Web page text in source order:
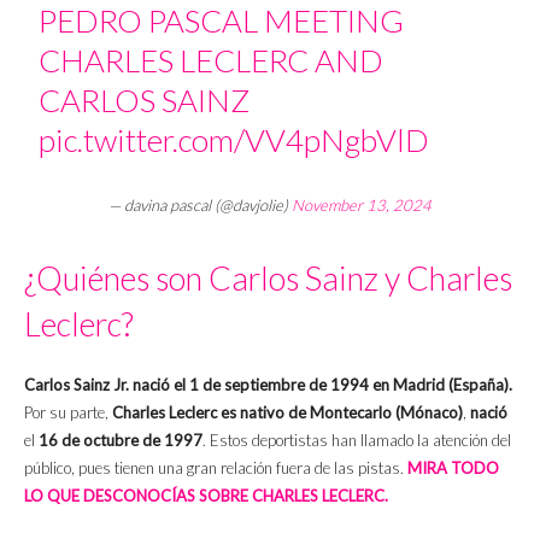
PEDRO PASCAL MEETING
CHARLES LECLERC AND
CARLOS SAINZ
pic.twitter.com/VV4pNgbVlD
— davina pascal (@davjolie)November 13, 2024
¿Quiénes son Carlos Sainz y Charles
Leclerc?
Carlos Sainz Jr. nació el 1 de septiembre de 1994 en Madrid (España).
Por su parte, Charles Leclerc es nativo de Montecarlo (Mónaco), nació
el 16 de octubre de 1997. Estos deportistas han llamado la atención del
público, pues tienen una gran relación fuera de las pistas. MIRA TODO
LO QUE DESCONOCÍAS SOBRE CHARLES LECLERC.